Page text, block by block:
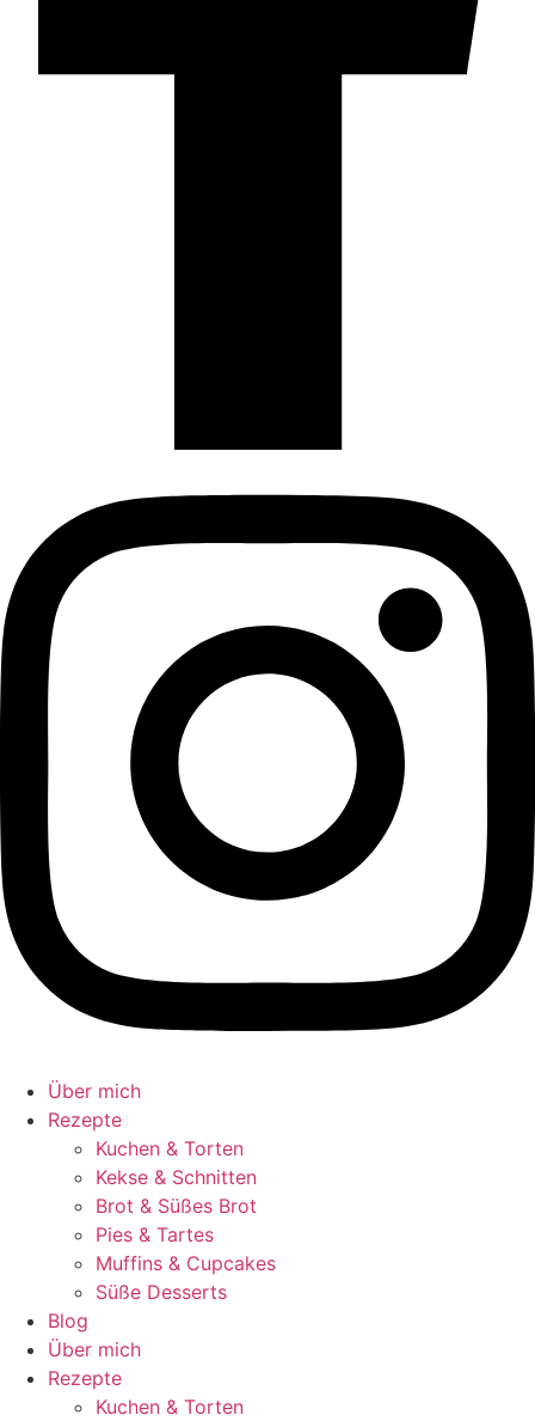
Über mich
Rezepte
Kuchen & Torten
Kekse & Schnitten
Brot & Süßes Brot
Pies & Tartes
Muffins & Cupcakes
Süße Desserts
Blog
Über mich
Rezepte
Kuchen & Torten